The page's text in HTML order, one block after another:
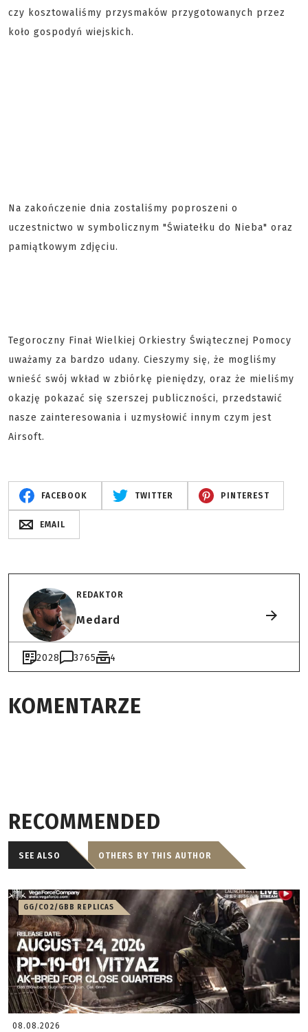
czy kosztowaliśmy przysmaków przygotowanych przez
koło gospodyń wiejskich.
Na zakończenie dnia zostaliśmy poproszeni o
uczestnictwo w symbolicznym "Światełku do Nieba" oraz
pamiątkowym zdjęciu.
Tegoroczny Finał Wielkiej Orkiestry Świątecznej Pomocy
uważamy za bardzo udany. Cieszymy się, że mogliśmy
wnieść swój wkład w zbiórkę pieniędzy, oraz że mieliśmy
okazję pokazać się szerszej publiczności, przedstawić
nasze zainteresowania i uzmysłowić innym czym jest
Airsoft.
FACEBOOK TWITTER PINTEREST
EMAIL
REDAKTOR
Medard
2028 3765 4
KOMENTARZE
RECOMMENDED
SEE ALSO OTHERS BY THIS AUTHOR
GG/CO2/GBB REPLICAS
08.08.2026